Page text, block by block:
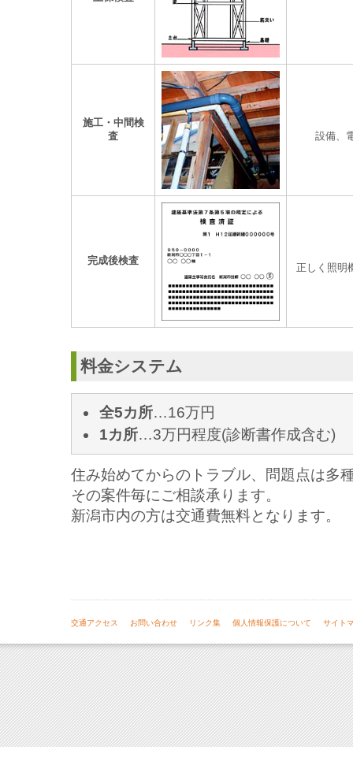
施工・中間検
査
設備、
完成後検査
正しく照明
料金システム
全5カ所…16万円
1カ所…3万円程度(診断書作成含む)
住み始めてからのトラブル、問題点は多
その案件毎にご相談承ります。
新潟市内の方は交通費無料となります。
交通アクセス お問い合わせ リンク集 個人情報保護について サイト